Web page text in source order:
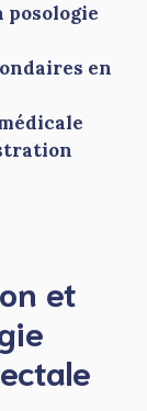
posologie
en
et